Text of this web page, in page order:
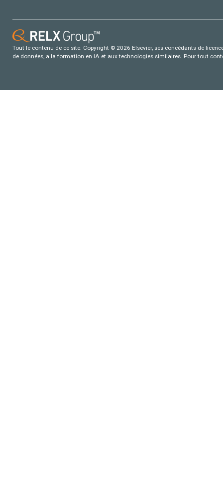
Tout le contenu de ce site: Copyright © 2026 Elsevier, ses concédants de
de données, a la formation en IA et aux technologies similaires. Pour tout